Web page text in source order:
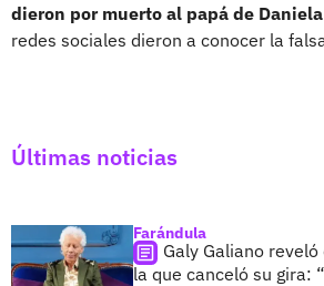
dieron por muerto al papá de
redes sociales dieron a conocer la
Últimas noticias
Farándula
Galy Galiano
la que canceló su gira: